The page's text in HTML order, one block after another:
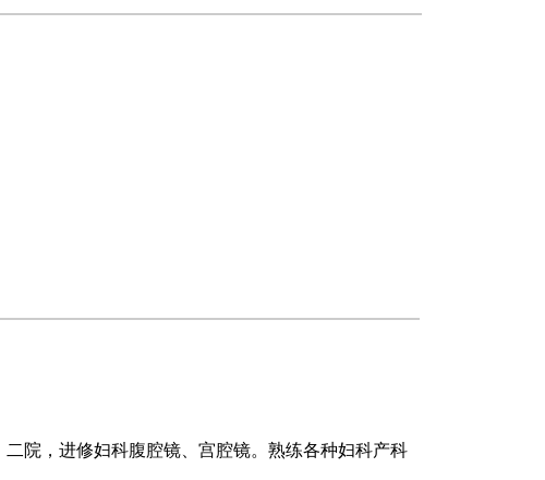
院，进修妇科腹腔镜、宫腔镜。熟练各种妇科产科